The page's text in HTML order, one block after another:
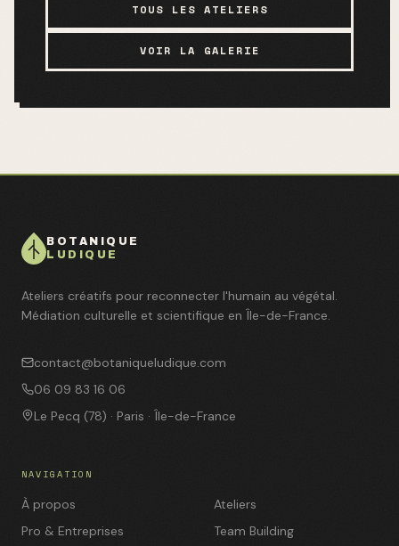
TOUS LES ATELIERS
VOIR LA GALERIE
BOTANIQUE
LUDIQUE
Ateliers créatifs pour reconnecter l'humain au végétal.
Médiation culturelle et scientifique en Île-de-France.
contact@botaniqueludique.com
06 09 83 16 06
Le Pecq (78) · Paris · Île-de-France
NAVIGATION
À propos
Ateliers
Pro & Entreprises
Team Building